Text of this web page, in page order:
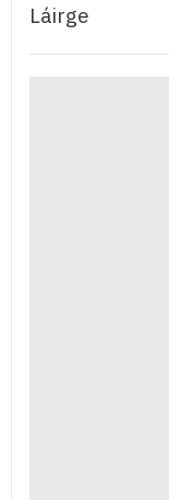
Láirge